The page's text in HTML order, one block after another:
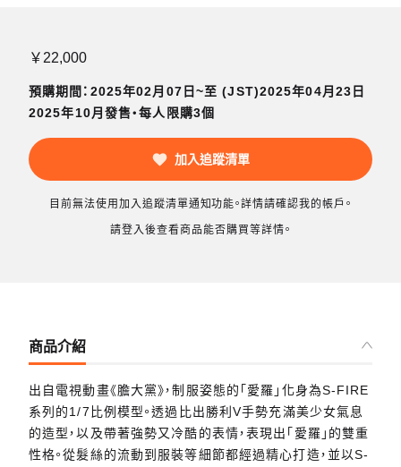
￥22,000
預購期間：2025年02月07日~至 (JST)2025年04月23日
2025年10月發售・每人限購3個
加入追蹤清單
目前無法使用加入追蹤清單通知功能。詳情請確認我的帳戶。
請登入後查看商品能否購買等詳情。
商品介紹
出自電視動畫《膽大黨》，制服姿態的「愛羅」化身為S-FIRE
系列的1/7比例模型。透過比出勝利V手勢充滿美少女氣息
的造型，以及帶著強勢又冷酷的表情，表現出「愛羅」的雙重
性格。從髮絲的流動到服裝等細節都經過精心打造，並以S-